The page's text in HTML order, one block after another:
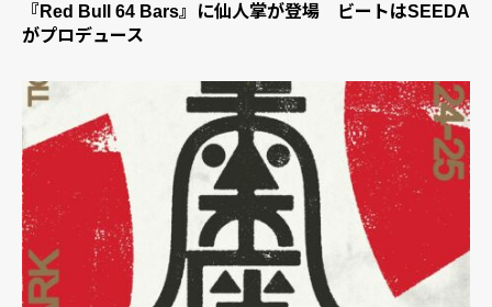
『Red Bull 64 Bars』に仙人掌が登場 ビートはSEEDA
がプロデュース